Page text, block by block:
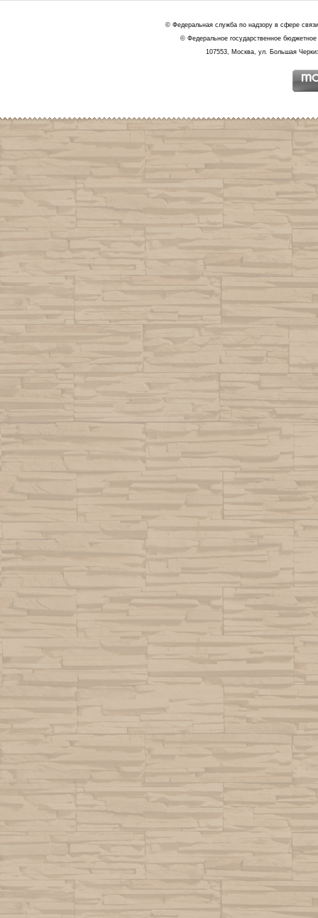
© Федеральная служба по надзору в сфере
© Федеральное государственное
107553, Москва, ул. Большая